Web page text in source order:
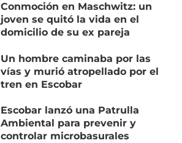
Conmoción en Maschwitz: un
joven se quitó la vida en el
domicilio de su ex pareja
Un hombre caminaba por las
vías y murió atropellado por el
tren en Escobar
Escobar lanzó una Patrulla
Ambiental para prevenir y
controlar microbasurales